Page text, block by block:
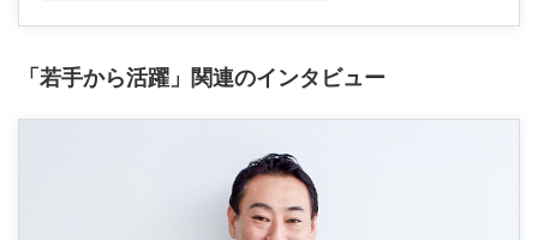
「若手から活躍」関連のインタビュー